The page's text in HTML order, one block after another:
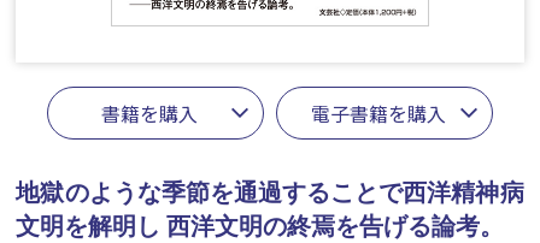
書籍を購入 電子書籍を購入
地獄のような季節を通過することで西洋精神病
文明を解明し 西洋文明の終焉を告げる論考。